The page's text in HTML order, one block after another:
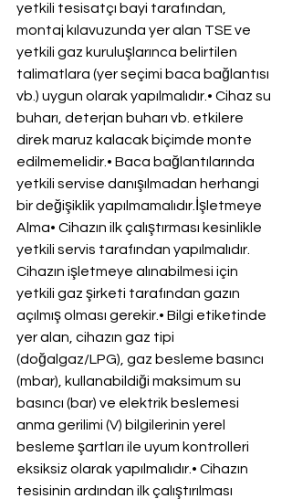
yetkili tesisatçı bayi tarafından,
montaj kılavuzunda yer alan TSE ve
yetkili gaz kuruluşlarınca belirtilen
talimatlara (yer seçimi baca bağlantısı
vb.) uygun olarak yapılmalıdır.• Cihaz su
buharı, deterjan buharı vb. etkilere
direk maruz kalacak biçimde monte
edilmemelidir.• Baca bağlantılarında
yetkili servise danışılmadan herhangi
bir değişiklik yapılmamalıdır.İşletmeye
Alma• Cihazın ilk çalıştırması kesinlikle
yetkili servis tarafından yapılmalıdır.
Cihazın işletmeye alınabilmesi için
yetkili gaz şirketi tarafından gazın
açılmış olması gerekir.• Bilgi etiketinde
yer alan, cihazın gaz tipi
(doğalgaz/LPG), gaz besleme basıncı
(mbar), kullanabildiği maksimum su
basıncı (bar) ve elektrik beslemesi
anma gerilimi (V) bilgilerinin yerel
besleme şartları ile uyum kontrolleri
eksiksiz olarak yapılmalıdır.• Cihazın
tesisinin ardından ilk çalıştırılması